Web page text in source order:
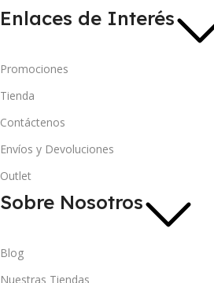
Enlaces de Interés
Promociones
Tienda
Contáctenos
Envíos y Devoluciones
Outlet
Sobre Nosotros
Blog
Nuestras Tiendas